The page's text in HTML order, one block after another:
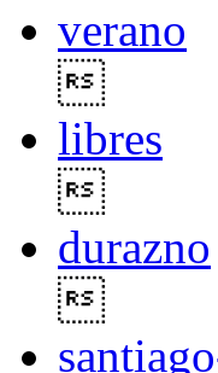
verano
libres
durazno